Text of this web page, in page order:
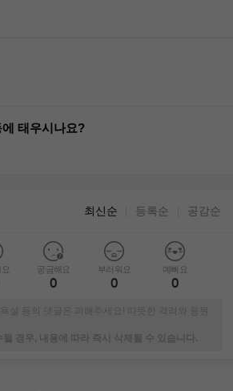
태우시나요?
최신순 등록순 공감순
궁금해요
0
부러워요
0
예뻐요
0
설 등의 댓글은 피해주세요! 따뜻한 격려와 응원
될 경우, 내용에 따라 즉시 삭제될 수 있습니다.